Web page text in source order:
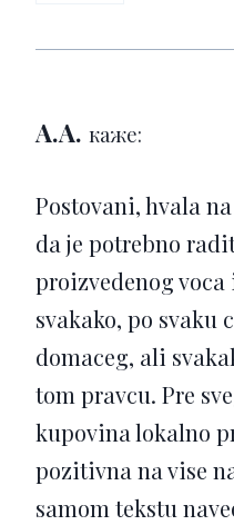
A.A. каже:
Postovani, hvala
da je potrebno
proizvedenog voca
svakako, po svaku
domaceg, ali
tom pravcu. Pre
kupovina lokalno
pozitivna na vise
samom tekstu